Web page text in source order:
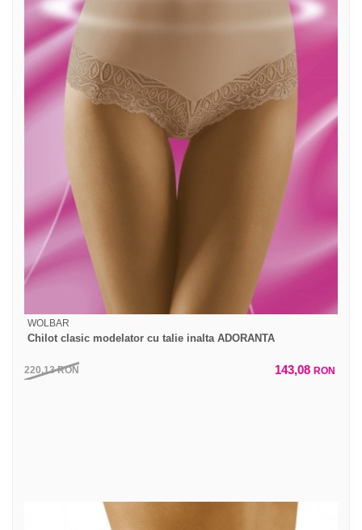
WOLBAR
Chilot clasic modelator cu talie inalta ADORANTA
220,13RON 143,08 RON